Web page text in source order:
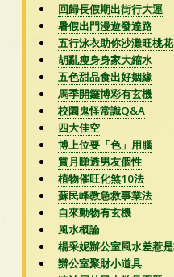
回歸長假期出街行大運
暑假出門漫遊發達路
五行泳衣助你沙灘旺桃花
胡亂瘦身身家大縮水
五色甜品食出好姻緣
馬季開鑼博彩有玄機
校園鬼怪常識Q&A
四大佳空
博上位要「色」用腦
賞月睇透男友個性
植物催旺化煞10法
蘇民峰教急救事業法
自來動物有玄機
風水概論
楊采妮辦公室風水差惹
辦公室聚財小道具